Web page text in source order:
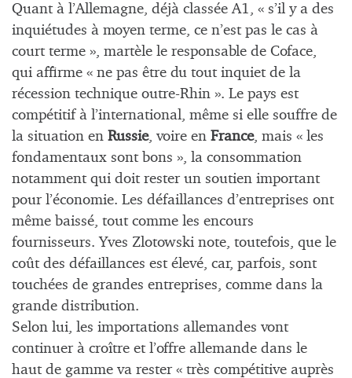
Quant à l’Allemagne, déjà classée A1, « s’il y a des
inquiétudes à moyen terme, ce n’est pas le cas à
court terme », martèle le responsable de Coface,
qui affirme « ne pas être du tout inquiet de la
récession technique outre-Rhin ». Le pays est
compétitif à l’international, même si elle souffre de
la situation en Russie, voire en France, mais « les
fondamentaux sont bons », la consommation
notamment qui doit rester un soutien important
pour l’économie. Les défaillances d’entreprises ont
même baissé, tout comme les encours
fournisseurs. Yves Zlotowski note, toutefois, que le
coût des défaillances est élevé, car, parfois, sont
touchées de grandes entreprises, comme dans la
grande distribution.
Selon lui, les importations allemandes vont
continuer à croître et l’offre allemande dans le
haut de gamme va rester « très compétitive auprès